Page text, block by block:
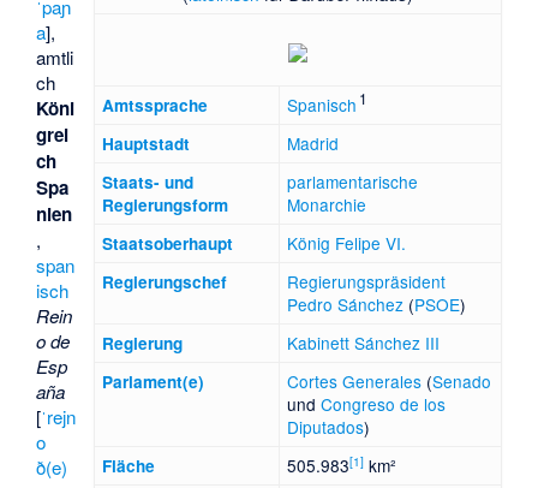
Amtssprache Spanisch 1
Hauptstadt Madrid
Staats- und
Regierungsform
parlamentarische
Monarchie
Staatsoberhaupt König Felipe VI.
Regierungschef
Regierungspräsident
Pedro Sánchez (PSOE)
Regierung Kabinett Sánchez III
Parlament(e) Cortes Generales (Senado
undCongreso de los
Diputados)
Fläche 505.983[1] km²
ˈpaɲ
a],
amtli
ch
Köni
grei
ch
Spa
nien
,
span
isch
Rein
o de
Esp
aña
[ˈrejn
o
ð(e)